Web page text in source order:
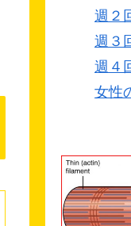
週２
週３
週４
女性